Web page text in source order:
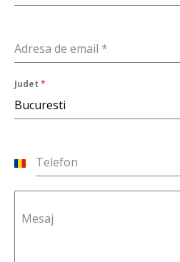
Adresa de email *
Judet *
Bucuresti
Telefon
Romania
Mesaj